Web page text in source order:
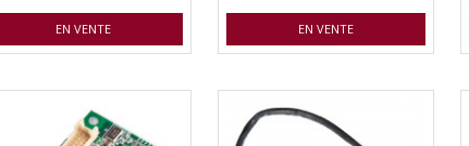
EN VENTE EN VENTE